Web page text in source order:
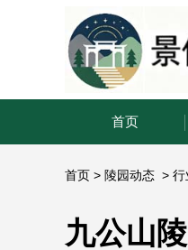
首页
首页 > 陵园动态 > 行
九公山